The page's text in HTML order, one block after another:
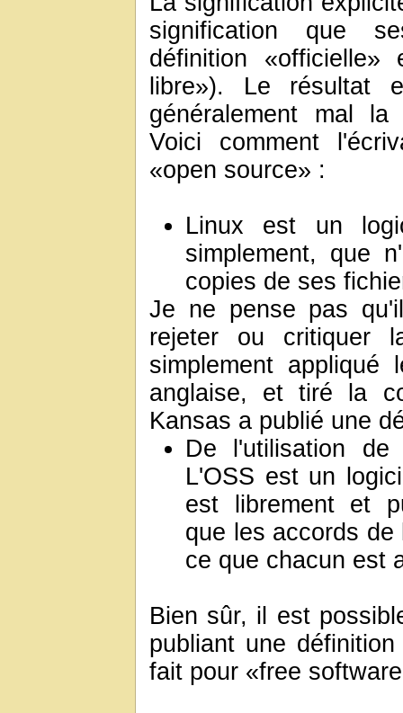
signification que
définition
libre»). Le résultat
généralement mal
Voici comment
«open source» :
Linux est un
simplement, que
copies de ses
Je ne pense pas
rejeter ou critiquer
simplement appliqué
anglaise, et tiré la
Kansas a publié une
De l'utilisation de
L'OSS est un
est librement et
que les accords
ce que chacun est
Bien sûr, il est
publiant une
fait pour «free